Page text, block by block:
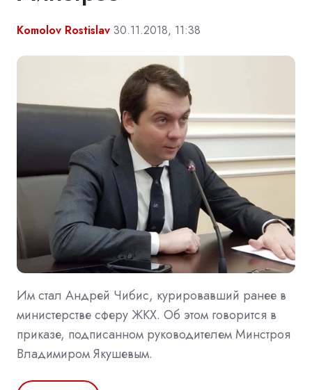
Komolov Rostislav 30.11.2018, 11:38
Им стал Андрей Чибис, курировавший ранее в
министерстве сферу ЖКХ. Об этом говорится в
приказе, подписанном руководителем Минстроя
Владимиром Якушевым.